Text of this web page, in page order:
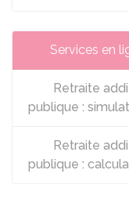
Services en
Retraite
publique :
Retraite
publique :